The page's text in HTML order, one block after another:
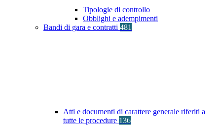
Tipologie di controllo
Obblighi e adempimenti
Bandi di gara e contratti 481
Atti e documenti di carattere generale riferiti a
tutte le procedure 136